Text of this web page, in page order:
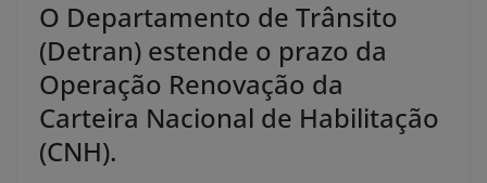
O Departamento de Trânsito
(Detran) estende o prazo da
Operação Renovação da
Carteira Nacional de Habilitação
(CNH).